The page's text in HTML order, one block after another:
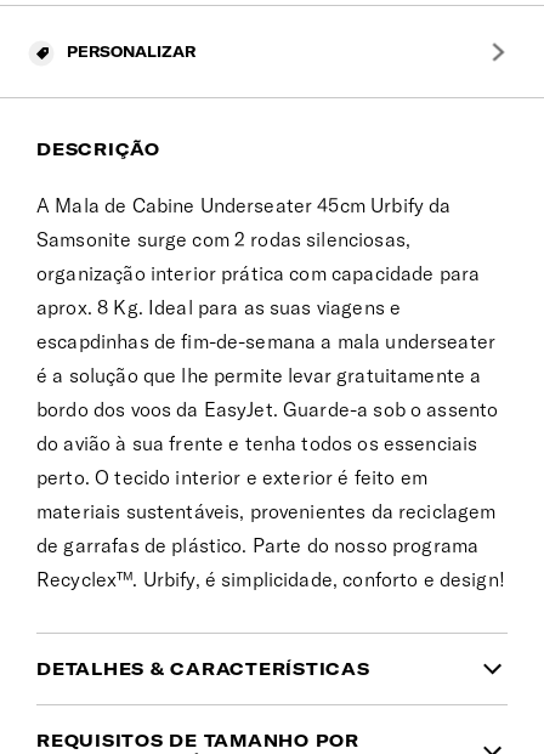
PERSONALIZAR
DESCRIÇÃO
A Mala de Cabine Underseater 45cm Urbify da
Samsonite surge com 2 rodas silenciosas,
organização interior prática com capacidade para
aprox. 8 Kg. Ideal para as suas viagens e
escapdinhas de fim-de-semana a mala underseater
é a solução que lhe permite levar gratuitamente a
bordo dos voos da EasyJet. Guarde-a sob o assento
do avião à sua frente e tenha todos os essenciais
perto. O tecido interior e exterior é feito em
materiais sustentáveis, provenientes da reciclagem
de garrafas de plástico. Parte do nosso programa
Recyclex™. Urbify, é simplicidade, conforto e design!
DETALHES & CARACTERÍSTICAS
INFORMAÇÃO DO PRODUTO
REQUISITOS DE TAMANHO POR